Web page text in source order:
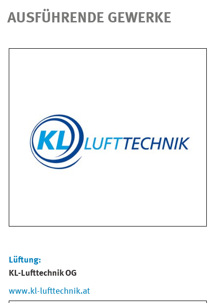
AUSFÜHRENDE GEWERKE
Lüftung:
KL-Lufttechnik OG
www.kl-lufttechnik.at